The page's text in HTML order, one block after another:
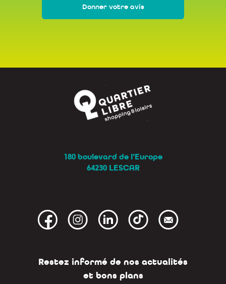
Donner votre avis
180 boulevard de l’Europe
64230 LESCAR
Restez informé de nos actualités
et bons plans